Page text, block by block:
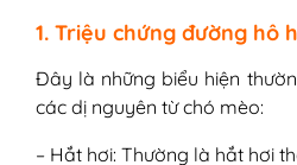
1. Triệu chứng đường hô
Đây là những biểu hiện
các dị nguyên từ chó mèo:
– Hắt hơi: Thường là hắt hơi